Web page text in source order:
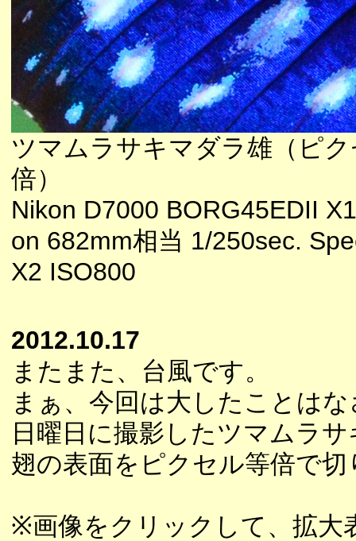
ツマムラサキマダラ雄（ピ
倍）
Nikon D7000 BORG45EDII
on 682mm相当 1/250sec.
X2 ISO800
2012.10.17
またまた、台風です。
まぁ、今回は大したことは
日曜日に撮影したツマムラ
翅の表面をピクセル等倍で
※画像をクリックして、拡大